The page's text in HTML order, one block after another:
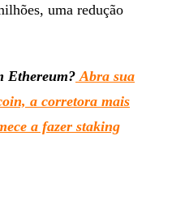
uma redução
Ethereum? Abra sua
a corretora mais
a fazer staking